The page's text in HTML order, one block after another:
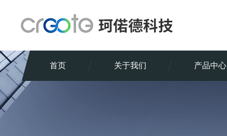
首页 关于我们 产品中心